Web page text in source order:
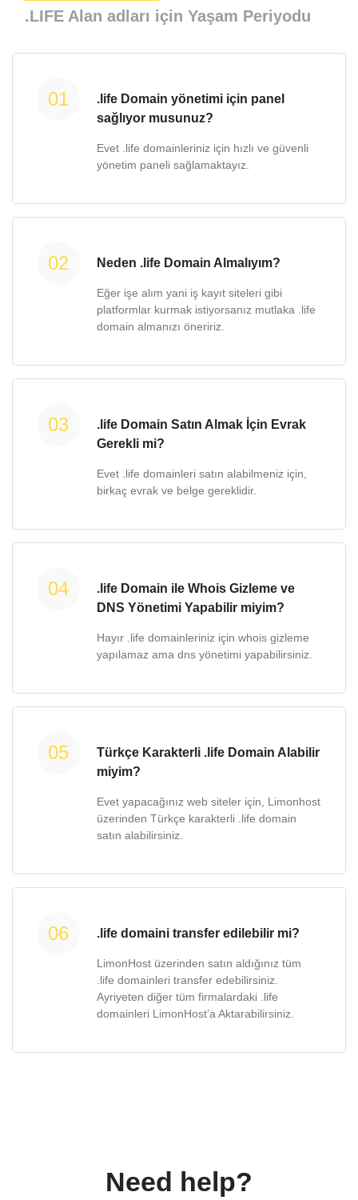
.LIFE Alan adları için Yaşam Periyodu
.life Domain yönetimi için panel
sağlıyor musunuz?
Evet .life domainleriniz için hızlı ve güvenli
yönetim paneli sağlamaktayız.
Neden .life Domain Almalıyım?
Eğer işe alım yani iş kayıt siteleri gibi
platformlar kurmak istiyorsanız mutlaka .life
domain almanızı öneririz.
.life Domain Satın Almak İçin Evrak
Gerekli mi?
Evet .life domainleri satın alabilmeniz için,
birkaç evrak ve belge gereklidir.
.life Domain ile Whois Gizleme ve
DNS Yönetimi Yapabilir miyim?
Hayır .life domainleriniz için whois gizleme
yapılamaz ama dns yönetimi yapabilirsiniz.
Türkçe Karakterli .life Domain Alabilir
miyim?
Evet yapacağınız web siteler için, Limonhost
üzerinden Türkçe karakterli .life domain
satın alabilirsiniz.
.life domaini transfer edilebilir mi?
LimonHost üzerinden satın aldığınız tüm
.life domainleri transfer edebilirsiniz.
Ayriyeten diğer tüm firmalardaki .life
domainleri LimonHost’a Aktarabilirsiniz.
Need help?